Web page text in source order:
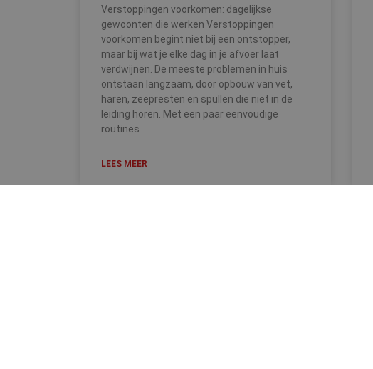
Verstoppingen voorkomen: dagelijkse
gewoonten die werken Verstoppingen
voorkomen begint niet bij een ontstopper,
maar bij wat je elke dag in je afvoer laat
verdwijnen. De meeste problemen in huis
ontstaan langzaam, door opbouw van vet,
haren, zeepresten en spullen die niet in de
leiding horen. Met een paar eenvoudige
routines
LEES MEER